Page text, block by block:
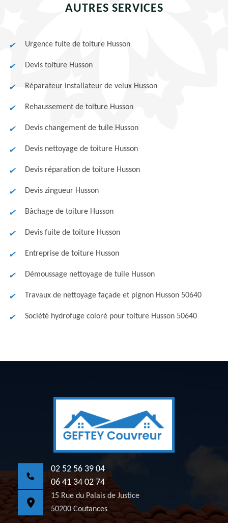
AUTRES SERVICES
Urgence fuite de toiture Husson
Devis toiture Husson
Réparateur installateur de velux Husson
Rehaussement de toiture Husson
Devis changement de tuile Husson
Devis nettoyage de toiture Husson
Devis réparation de toiture Husson
Devis zingueur Husson
Bâchage de toiture Husson
Devis fuite de toiture Husson
Entreprise de toiture Husson
Démoussage nettoyage de tuile Husson
Travaux de nettoyage façade et pignon Husson 50640
Société hydrofuge coloré pour toiture Husson 50640
02 52 56 39 04
06 41 34 02 74
15 Rue du Palais de Justice
50200 Coutances